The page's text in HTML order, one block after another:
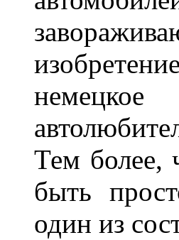
Тем более,
быть
один из